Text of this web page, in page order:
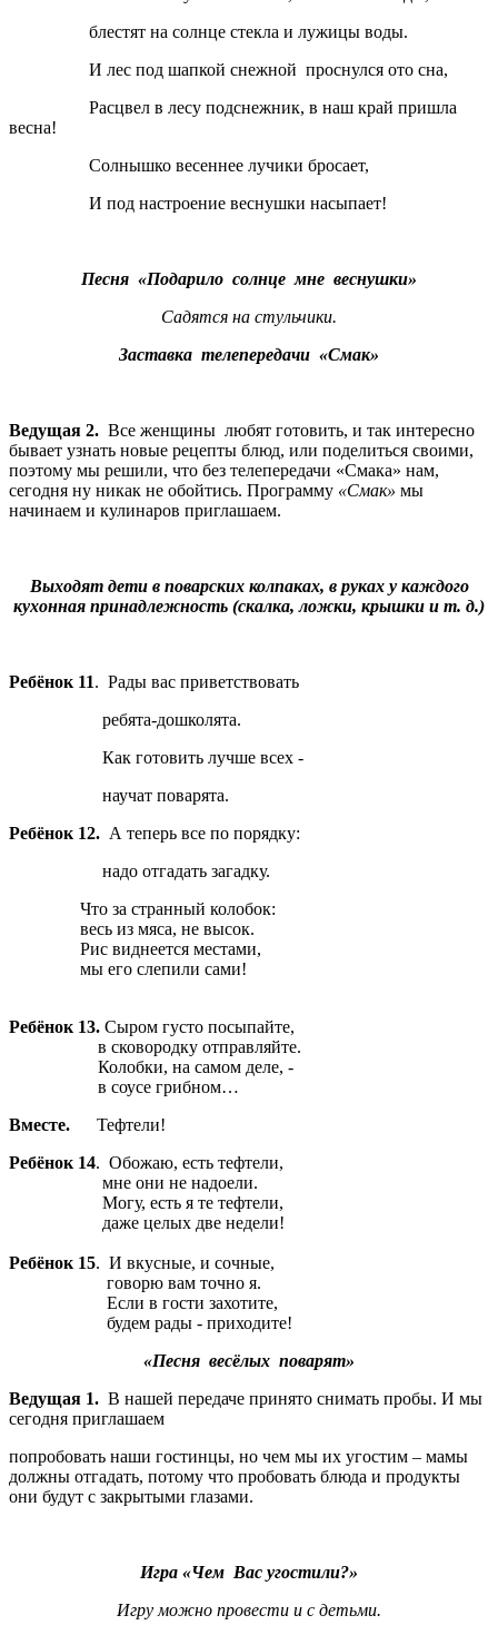
блестят на солнце стекла и лужицы воды.
И лес под шапкой снежной проснулся ото сна,
Расцвел в лесу подснежник, в наш край пришла
весна!
Солнышко весеннее лучики бросает,
И под настроение веснушки насыпает!
Песня «Подарило солнце мне веснушки»
Садятся на стульчики.
Заставка телепередачи «Смак»
Ведущая 2. Все женщины любят готовить, и так интересно
бывает узнать новые рецепты блюд, или поделиться своими,
поэтому мы решили, что без телепередачи «Смака» нам,
сегодня ну никак не обойтись. Программу «Смак» мы
начинаем и кулинаров приглашаем.
Выходят дети в поварских колпаках, в руках у каждого
кухонная принадлежность (скалка, ложки, крышки и т. д.)
Ребёнок 11. Рады вас приветствовать
ребята-дошколята.
Как готовить лучше всех -
научат поварята.
Ребёнок 12. А теперь все по порядку:
надо отгадать загадку.
Что за странный колобок:
весь из мяса, не высок.
Рис виднеется местами,
мы его слепили сами!
Ребёнок 13. Сыром густо посыпайте,
в сковородку отправляйте.
Колобки, на самом деле, -
в соусе грибном…
Вместе. Тефтели!
Ребёнок 14. Обожаю, есть тефтели,
мне они не надоели.
Могу, есть я те тефтели,
даже целых две недели!
Ребёнок 15. И вкусные, и сочные,
говорю вам точно я.
Если в гости захотите,
будем рады - приходите!
«Песня весёлых поварят»
Ведущая 1. В нашей передаче принято снимать пробы. И мы
сегодня приглашаем
попробовать наши гостинцы, но чем мы их угостим – мамы
должны отгадать, потому что пробовать блюда и продукты
они будут с закрытыми глазами.
Игра «Чем Вас угостили?»
Игру можно провести и с детьми.